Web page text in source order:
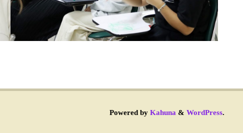
Powered byKahuna & WordPress.